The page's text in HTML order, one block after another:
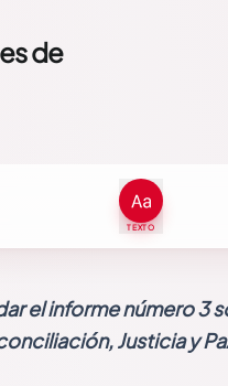
de
TEXTO
el informe número 3
Justicia y